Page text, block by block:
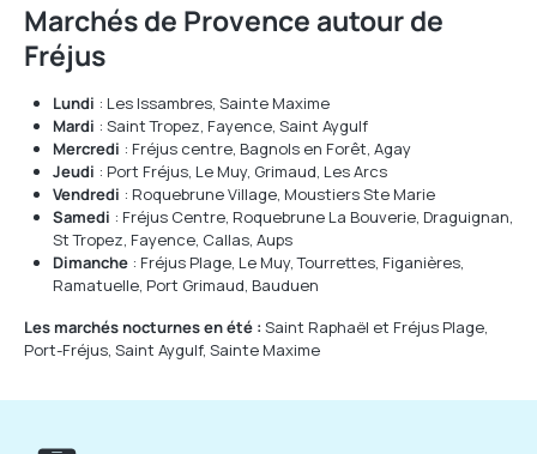
Marchés de Provence autour de
Fréjus
Lundi : Les Issambres, Sainte Maxime
Mardi : Saint Tropez, Fayence, Saint Aygulf
Mercredi : Fréjus centre, Bagnols en Forêt, Agay
Jeudi : Port Fréjus, Le Muy, Grimaud, Les Arcs
Vendredi : Roquebrune Village, Moustiers Ste Marie
Samedi : Fréjus Centre, Roquebrune La Bouverie, Draguignan,
St Tropez, Fayence, Callas, Aups
Dimanche : Fréjus Plage, Le Muy, Tourrettes, Figanières,
Ramatuelle, Port Grimaud, Bauduen
Les marchés nocturnes en été : Saint Raphaël et Fréjus Plage,
Port-Fréjus, Saint Aygulf, Sainte Maxime